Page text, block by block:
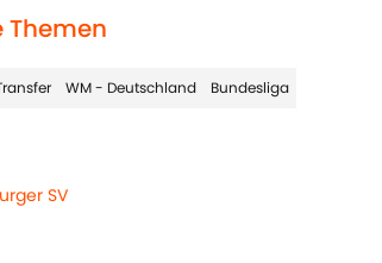
WM - Deutschland Bundesliga
SV